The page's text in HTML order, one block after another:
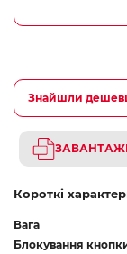
Знайшли
Короткі
Вага
Блокування